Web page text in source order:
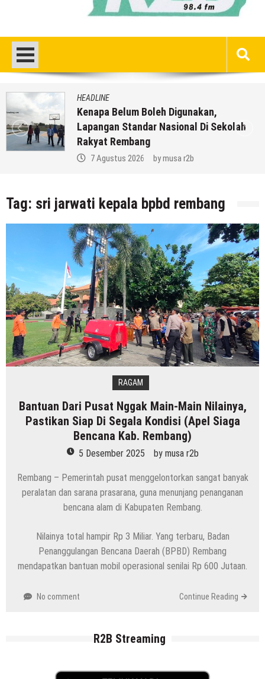
HEADLINE
Kenapa Belum Boleh Digunakan,
Lapangan Standar Nasional Di Sekolah
Rakyat Rembang
7 Agustus 2026 bymusa r2b
Tag: sri jarwati kepala bpbd rembang
RAGAM
Bantuan Dari Pusat Nggak Main-Main Nilainya,
Pastikan Siap Di Segala Kondisi (Apel Siaga
Bencana Kab. Rembang)
5 Desember 2025 by musa r2b
Rembang – Pemerintah pusat menggelontorkan sangat banyak
peralatan dan sarana prasarana, guna menunjang penanganan
bencana alam di Kabupaten Rembang.
Nilainya total hampir Rp 3 Miliar. Yang terbaru, Badan
Penanggulangan Bencana Daerah (BPBD) Rembang
mendapatkan bantuan mobil operasional senilai Rp 600 Jutaan.
No comment Continue Reading
R2B Streaming